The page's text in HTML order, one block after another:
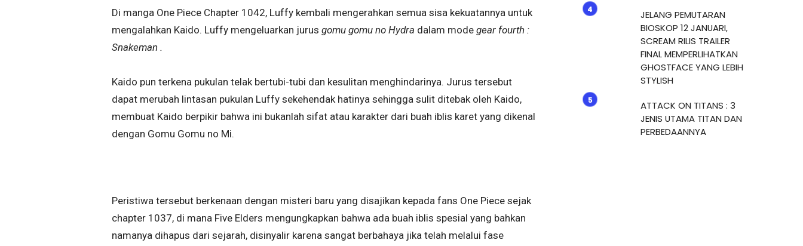
Di manga One Piece Chapter 1042, Luffy kembali mengerahkan semua sisa kekuatannya untuk
mengalahkan Kaido. Luffy mengeluarkan jurus gomu gomu no Hydra dalam mode gear fourth :
Snakeman .
Kaido pun terkena pukulan telak bertubi-tubi dan kesulitan menghindarinya. Jurus tersebut
dapat merubah lintasan pukulan Luffy sekehendak hatinya sehingga sulit ditebak oleh Kaido,
membuat Kaido berpikir bahwa ini bukanlah sifat atau karakter dari buah iblis karet yang dikenal
dengan Gomu Gomu no Mi.
Peristiwa tersebut berkenaan dengan misteri baru yang disajikan kepada fans One Piece sejak
chapter 1037, di mana Five Elders mengungkapkan bahwa ada buah iblis spesial yang bahkan
namanya dihapus dari sejarah, disinyalir karena sangat berbahaya jika telah melalui fase
JELANG PEMUTARAN
BIOSKOP 12 JANUARI,
SCREAM RILIS TRAILER
FINAL MEMPERLIHATKAN
GHOSTFACE YANG LEBIH
STYLISH
ATTACK ON TITANS : 3
JENIS UTAMA TITAN DAN
PERBEDAANNYA